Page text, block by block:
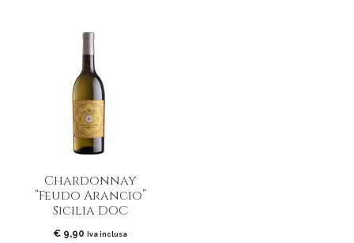
Chardonnay
“Feudo Arancio”
Sicilia DOC
€ 9,90 Iva inclusa